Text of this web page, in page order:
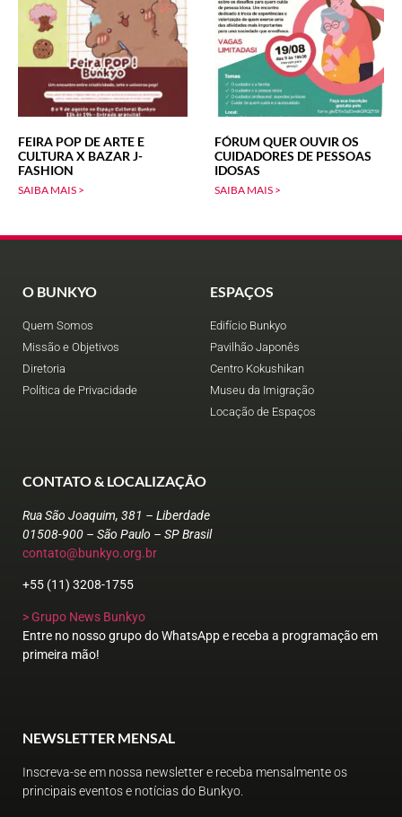
FEIRA POP DE ARTE E
CULTURA X BAZAR J-
FASHION
SAIBA MAIS >
FÓRUM QUER OUVIR OS
CUIDADORES DE PESSOAS
IDOSAS
SAIBA MAIS >
O BUNKYO
Quem Somos
Missão e Objetivos
Diretoria
Política de Privacidade
ESPAÇOS
Edifício Bunkyo
Pavilhão Japonês
Centro Kokushikan
Museu da Imigração
Locação de Espaços
CONTATO & LOCALIZAÇÃO
Rua São Joaquim, 381 – Liberdade
01508-900 – São Paulo – SP Brasil
contato@bunkyo.org.br
+55 (11) 3208-1755
> Grupo News Bunkyo
Entre no nosso grupo do WhatsApp e receba a programação em
primeira mão!
NEWSLETTER MENSAL
Inscreva-se em nossa newsletter e receba mensalmente os
principais eventos e notícias do Bunkyo.